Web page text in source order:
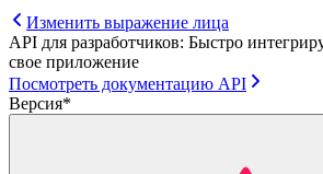
Изменить выражение лица
API для разработчиков: Быстро
свое приложение
Посмотреть документацию API
Версия*